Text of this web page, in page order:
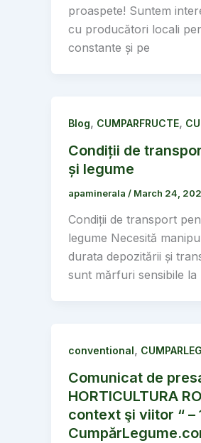
proaspete! Suntem
cu producători locali
constante și pe
Blog, CUMPARFRUCTE,
Condiții de
și legume
apaminerala / March 24,
Condiții de transport
legume Necesită
durata depozitării și
sunt mărfuri sensibile la
conventional,
Comunicat de
HORTICULTURA
context şi viitor “ –